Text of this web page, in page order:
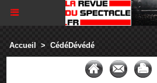
Accueil > CédéDévédé